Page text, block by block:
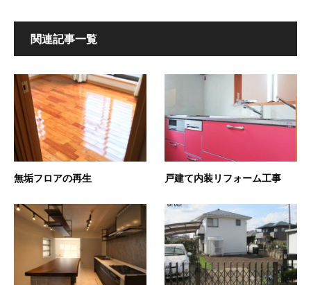
関連記事一覧
無垢フロアの再生 戸建て内装リフォーム工事